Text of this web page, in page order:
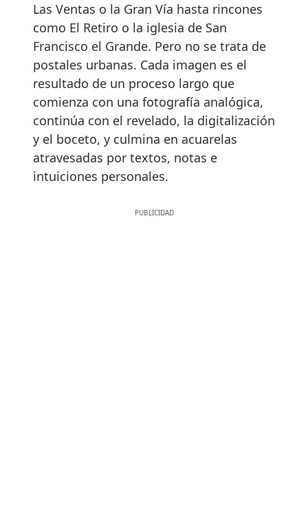
Las Ventas o la Gran Vía hasta rincones
como El Retiro o la iglesia de San
Francisco el Grande. Pero no se trata de
postales urbanas. Cada imagen es el
resultado de un proceso largo que
comienza con una fotografía analógica,
continúa con el revelado, la digitalización
y el boceto, y culmina en acuarelas
atravesadas por textos, notas e
intuiciones personales.